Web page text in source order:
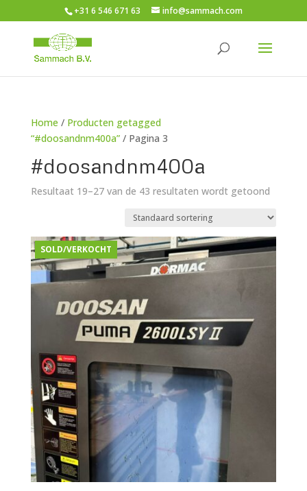
+31 6 546 671 63 info@sammach.com
Home / Producten getagged
“#doosandnm400a”/ Pagina 3
#doosandnm400a
Resultaat 19–27 van de 43 resultaten wordt getoond
SOLD/VERKOCHT